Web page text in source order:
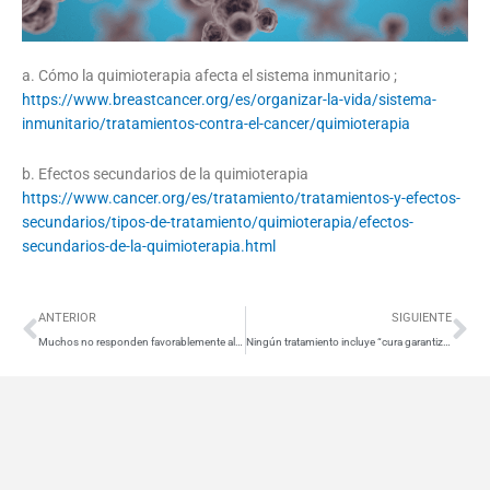
a. Cómo la quimioterapia afecta el sistema inmunitario ;
https://www.breastcancer.org/es/organizar-la-vida/sistema-
inmunitario/tratamientos-contra-el-cancer/quimioterapia
b. Efectos secundarios de la quimioterapia
https://www.cancer.org/es/tratamiento/tratamientos-y-efectos-
secundarios/tipos-de-tratamiento/quimioterapia/efectos-
secundarios-de-la-quimioterapia.html
Ant
ANTERIOR SIGUIENTE
Ningún tratamiento incluye “cura garantizada”.